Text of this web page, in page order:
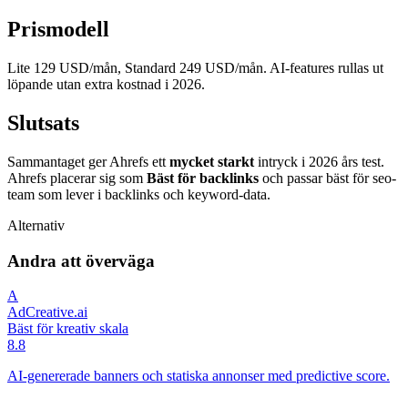
Prismodell
Lite 129 USD/mån, Standard 249 USD/mån. AI-features rullas ut
löpande utan extra kostnad i 2026.
Slutsats
Sammantaget ger Ahrefs ett mycket starkt intryck i 2026 års test.
Ahrefs placerar sig som Bäst för backlinks och passar bäst för seo-
team som lever i backlinks och keyword-data.
Alternativ
Andra att överväga
A
AdCreative.ai
Bäst för kreativ skala
8.8
AI-genererade banners och statiska annonser med predictive score.